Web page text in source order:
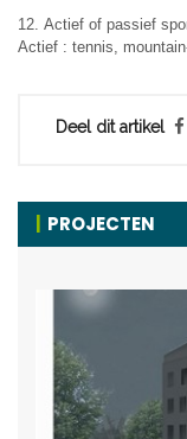
12. Actief of passief
Actief : tennis,
Deel dit artikel
PROJECTEN